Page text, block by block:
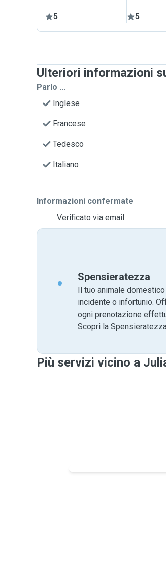
5 5
Ulteriori informazioni
Parlo ...
Inglese
Francese
Tedesco
Italiano
Informazioni confermate
Verificato via email
Spensieratezza
Il tuo animale
incidente o infortunio.
ogni prenotazione
Scopri la
Più servizi vicino a